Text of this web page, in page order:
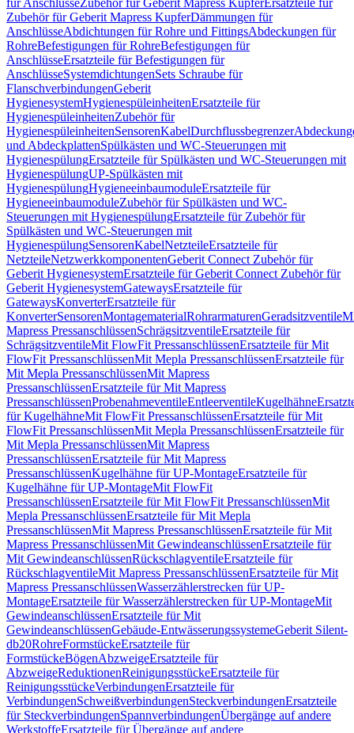
für AnschlüsseZubehör für Geberit Mapress KupferErsatzteile für
Zubehör für Geberit Mapress KupferDämmungen für
AnschlüsseAbdichtungen für Rohre und FittingsAbdeckungen für
RohreBefestigungen für RohreBefestigungen für
AnschlüsseErsatzteile für Befestigungen für
AnschlüsseSystemdichtungenSets Schraube für
FlanschverbindungenGeberit
HygienesystemHygienespüleinheitenErsatzteile für
HygienespüleinheitenZubehör für
HygienespüleinheitenSensorenKabelDurchflussbegrenzer
und AbdeckplattenSpülkästen und WC-Steuerungen mit
HygienespülungErsatzteile für Spülkästen und WC-Steuerungen mit
HygienespülungUP-Spülkästen mit
HygienespülungHygieneeinbaumoduleErsatzteile für
HygieneeinbaumoduleZubehör für Spülkästen und WC-
Steuerungen mit HygienespülungErsatzteile für Zubehör für
Spülkästen und WC-Steuerungen mit
HygienespülungSensorenKabelNetzteileErsatzteile für
NetzteileNetzwerkkomponentenGeberit Connect Zubehör für
Geberit HygienesystemErsatzteile für Geberit Connect Zubehör für
Geberit HygienesystemGatewaysErsatzteile für
GatewaysKonverterErsatzteile für
KonverterSensorenMontagematerialRohrarmaturenGeradsitzventile
Mapress PressanschlüssenSchrägsitzventileErsatzteile für
SchrägsitzventileMit FlowFit PressanschlüssenErsatzteile für Mit
FlowFit PressanschlüssenMit Mepla PressanschlüssenErsatzteile für
Mit Mepla PressanschlüssenMit Mapress
PressanschlüssenErsatzteile für Mit Mapress
PressanschlüssenProbenahmeventileEntleerventileKugelhähne
für KugelhähneMit FlowFit PressanschlüssenErsatzteile für Mit
FlowFit PressanschlüssenMit Mepla PressanschlüssenErsatzteile für
Mit Mepla PressanschlüssenMit Mapress
PressanschlüssenErsatzteile für Mit Mapress
PressanschlüssenKugelhähne für UP-MontageErsatzteile für
Kugelhähne für UP-MontageMit FlowFit
PressanschlüssenErsatzteile für Mit FlowFit PressanschlüssenMit
Mepla PressanschlüssenErsatzteile für Mit Mepla
PressanschlüssenMit Mapress PressanschlüssenErsatzteile für Mit
Mapress PressanschlüssenMit GewindeanschlüssenErsatzteile für
Mit GewindeanschlüssenRückschlagventileErsatzteile für
RückschlagventileMit Mapress PressanschlüssenErsatzteile für Mit
Mapress PressanschlüssenWasserzählerstrecken für UP-
MontageErsatzteile für Wasserzählerstrecken für UP-MontageMit
GewindeanschlüssenErsatzteile für Mit
GewindeanschlüssenGebäude-EntwässerungssystemeGeberit Silent-
db20RohreFormstückeErsatzteile für
FormstückeBögenAbzweigeErsatzteile für
AbzweigeReduktionenReinigungsstückeErsatzteile für
ReinigungsstückeVerbindungenErsatzteile für
VerbindungenSchweißverbindungenSteckverbindungenErsatzteile
für SteckverbindungenSpannverbindungenÜbergänge auf andere
WerkstoffeErsatzteile für Übergänge auf andere